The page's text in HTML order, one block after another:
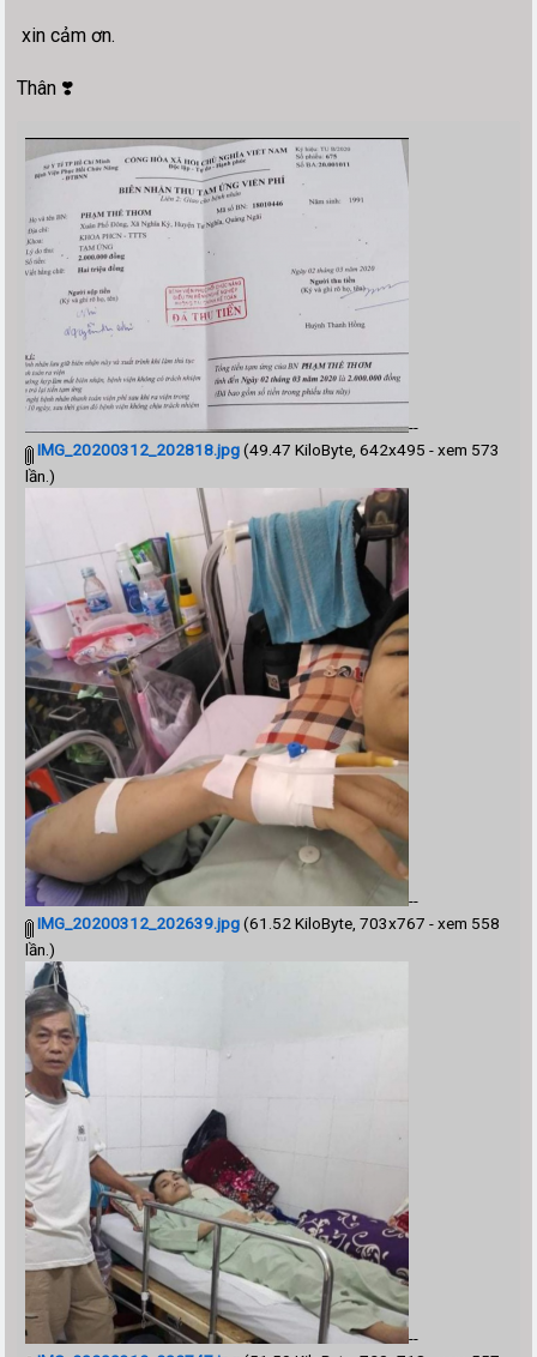
xin cảm ơn.
Thân ❣️
--
IMG_20200312_202818.jpg(49.47 KiloByte, 642x495 - xem 573
lần.)
--
IMG_20200312_202639.jpg(61.52 KiloByte, 703x767 - xem 558
lần.)
--